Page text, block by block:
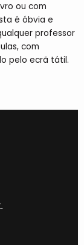
ou com
é óbvia e
professor
com
pelo ecrã tátil.